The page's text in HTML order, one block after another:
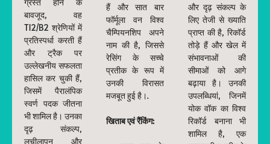
ग्रस्त होने के
बावजूद, वह
T12/B2 श्रेणियों में
प्रतिस्पर्धा करती हैं
और ट्रैक पर
उल्लेखनीय सफलता
हासिल कर चुकी हैं,
जिसमें पैरालंपिक
स्वर्ण पदक जीतना
भी शामिल है। उनका
दृढ़ संकल्प,
लचीलापन और
हैं और सात बार
फॉर्मूला वन विश्व
चैम्पियनशिप अपने
नाम की है, जिससे
रेसिंग के सच्चे
प्रतीक के रूप में
उनकी विरासत
मजबूत हुई है।.
खिताब एवं रैंकिंग:
और दृढ़ संकल्प के
लिए तेजी से ख्याति
प्राप्त की है, रिकॉर्ड
तोड़े हैं और खेल में
संभावनाओं की
सीमाओं को आगे
बढ़ाया है। उनकी
उपलब्धियां, जिनमें
योक वॉक का विश्व
रिकॉर्ड बनाना भी
शामिल है, एक